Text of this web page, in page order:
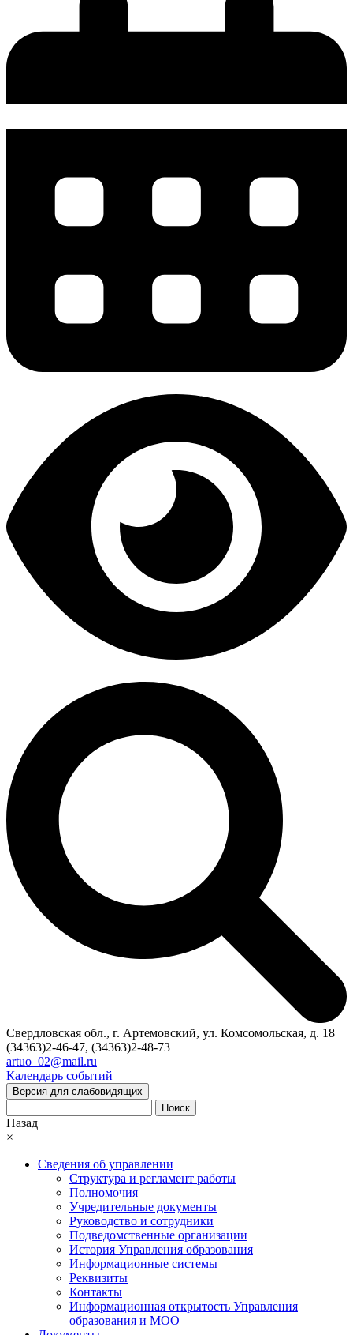
Свердловская обл., г. Артемовский, ул. Комсомольская, д. 18
(34363)2-46-47, (34363)2-48-73
artuo_02@mail.ru
Календарь событий
Версия для слабовидящих
Поиск
Назад
×
Сведения об управлении
Структура и регламент работы
Полномочия
Учредительные документы
Руководство и сотрудники
Подведомственные организации
История Управления образования
Информационные системы
Реквизиты
Контакты
Информационная открытость Управления
образования и МОО